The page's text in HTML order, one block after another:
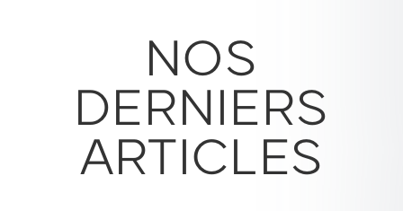
NOS
DERNIERS
ARTICLES